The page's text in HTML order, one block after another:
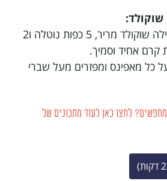
• נמיס ביחד חצי חבילה שוקולד מריר, 5 כפות נוטלה ו2
אחיד וסמיך.
כל מאפינס ומפזרים מעל שברי
לחצו כאן לעוד מתכונים של